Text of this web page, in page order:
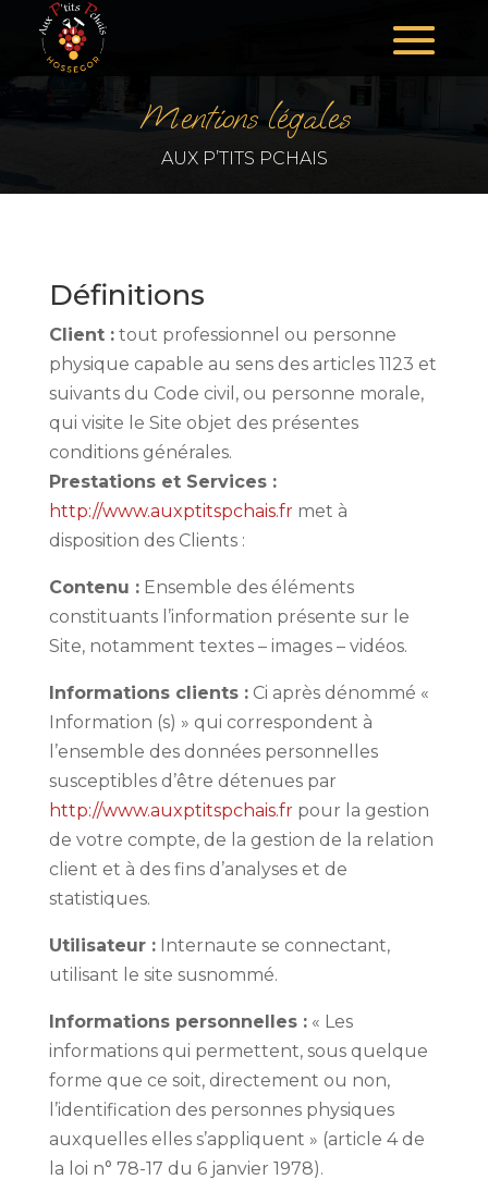
Mentions légales
AUX P’TITS PCHAIS
Définitions
Client :tout professionnel ou personne
physique capable au sens des articles 1123 et
suivants du Code civil, ou personne morale,
qui visite le Site objet des présentes
conditions générales.
Prestations et Services :
http://www.auxptitspchais.frmet à
disposition des Clients :
Contenu :Ensemble des éléments
constituants l’information présente sur le
Site, notamment textes – images – vidéos.
Informations clients :Ci après dénommé «
Information (s) » qui correspondent à
l’ensemble des données personnelles
susceptibles d’être détenues par
http://www.auxptitspchais.frpour la gestion
de votre compte, de la gestion de la relation
client et à des fins d’analyses et de
statistiques.
Utilisateur :Internaute se connectant,
utilisant le site susnommé.
Informations personnelles :« Les
informations qui permettent, sous quelque
forme que ce soit, directement ou non,
l’identification des personnes physiques
auxquelles elles s’appliquent » (article 4 de
la loi n° 78-17 du 6 janvier 1978).